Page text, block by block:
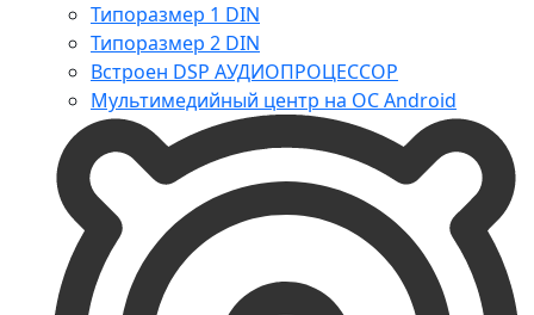
Типоразмер 1 DIN
Типоразмер 2 DIN
Встроен DSP АУДИОПРОЦЕССОР
Мультимедийный центр на ОС Android